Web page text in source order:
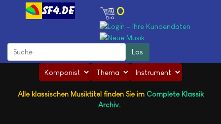
0
Alle klassischen Musiktitel finden Sie im Complete Klassik
Archiv.